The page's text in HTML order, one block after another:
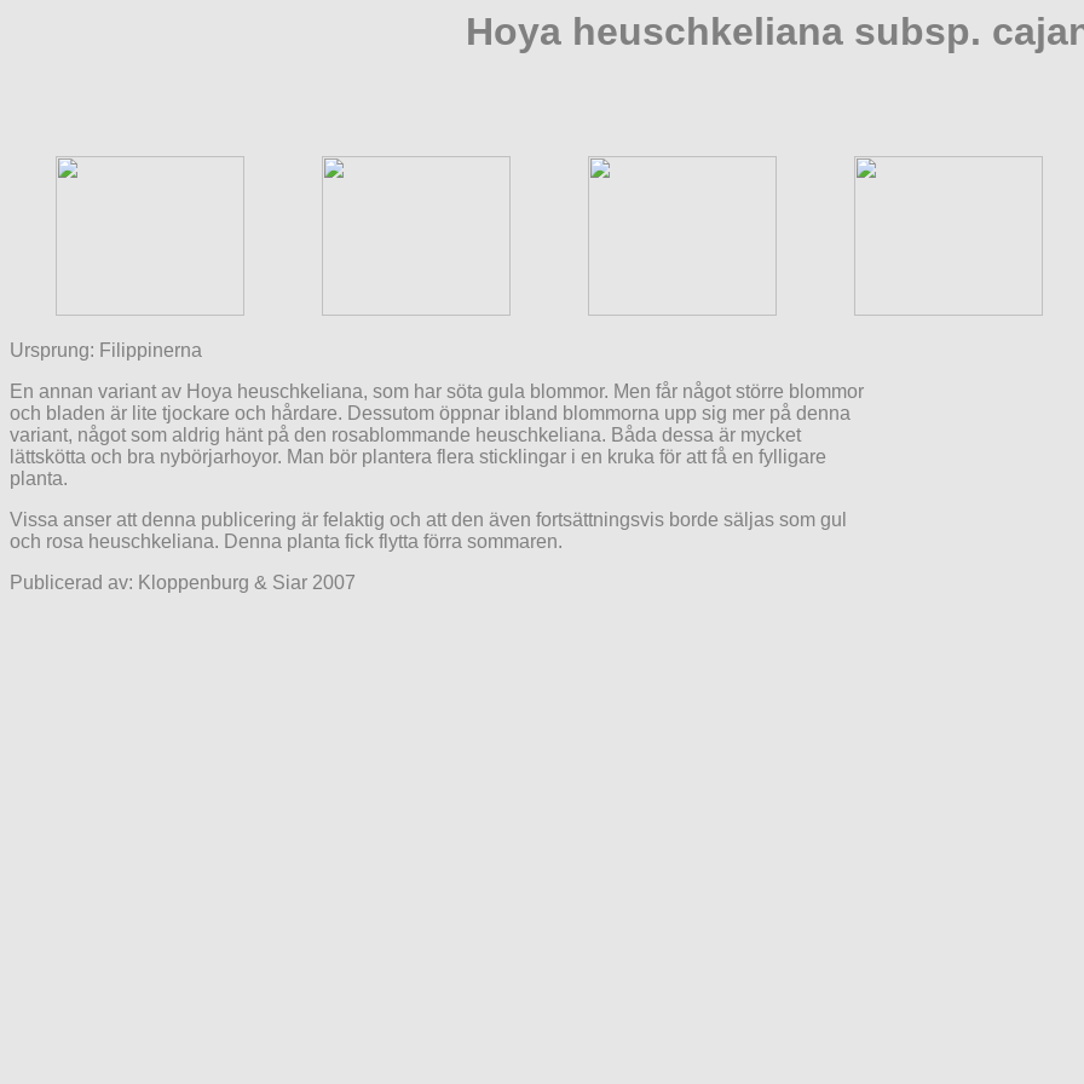
Hoya heuschkeliana subsp.
Ursprung: Filippinerna
En annan variant av Hoya heuschkeliana, som har söta gula blommor. Men får något större blommor
och bladen är lite tjockare och hårdare. Dessutom öppnar ibland blommorna upp sig mer på denna
variant, något som aldrig hänt på den rosablommande heuschkeliana. Båda dessa är mycket
lättskötta och bra nybörjarhoyor. Man bör plantera flera sticklingar i en kruka för att få en fylligare
planta.
Vissa anser att denna publicering är felaktig och att den även fortsättningsvis borde säljas som gul
och rosa heuschkeliana. Denna planta fick flytta förra sommaren.
Publicerad av: Kloppenburg & Siar 2007